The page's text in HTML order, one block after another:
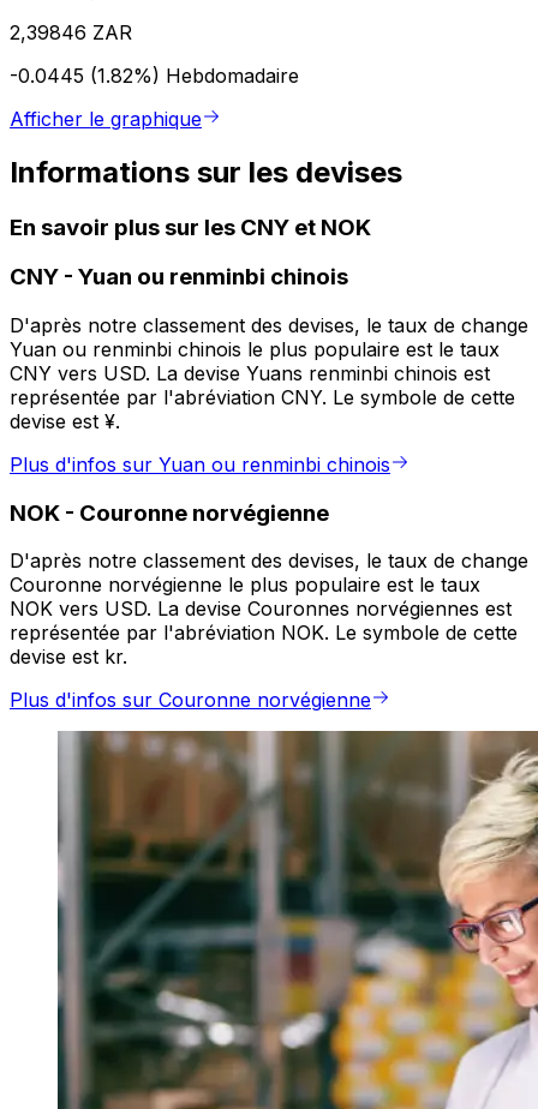
2,39846 ZAR
-0.0445 (1.82%) Hebdomadaire
Afficher le graphique
Informations sur les devises
En savoir plus sur les CNY et NOK
CNY - Yuan ou renminbi chinois
D'après notre classement des devises, le taux de change
Yuan ou renminbi chinois le plus populaire est le taux
CNY vers USD. La devise Yuans renminbi chinois est
représentée par l'abréviation CNY. Le symbole de cette
devise est ¥.
Plus d'infos sur Yuan ou renminbi chinois
NOK - Couronne norvégienne
D'après notre classement des devises, le taux de change
Couronne norvégienne le plus populaire est le taux
NOK vers USD. La devise Couronnes norvégiennes est
représentée par l'abréviation NOK. Le symbole de cette
devise est kr.
Plus d'infos sur Couronne norvégienne